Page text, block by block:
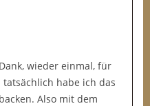
wieder einmal, für
habe ich das
Also mit dem